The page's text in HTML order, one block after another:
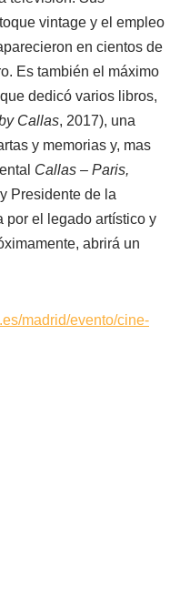
vintage y el empleo
en cientos de
Es también el máximo
dedicó varios libros,
Callas, 2017), una
y memorias y, mas
Callas – Paris,
Presidente de la
por el legado artístico y
abrirá un
madrid/evento/cine-